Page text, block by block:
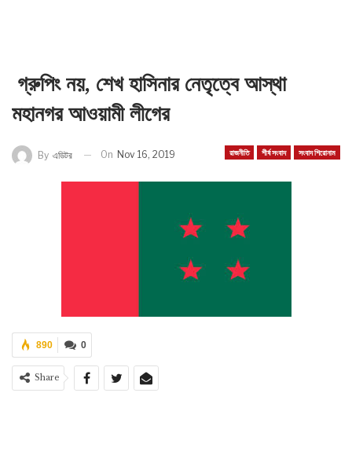
গ্রুপিং নয়, শেখ হাসিনার নেতৃত্বে আস্থা
মহানগর আওয়ামী লীগের
রাজনীতি শীর্ষ সংবাদ সংবাদ শিরোনাম
By এডিটর On Nov 16, 2019
0
890
Share